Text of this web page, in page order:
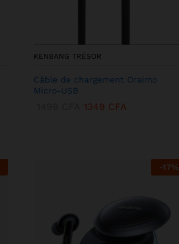
KENBANG TRÉSOR
Câble de chargement Oraimo
Micro-USB
1349 CFA
-17%